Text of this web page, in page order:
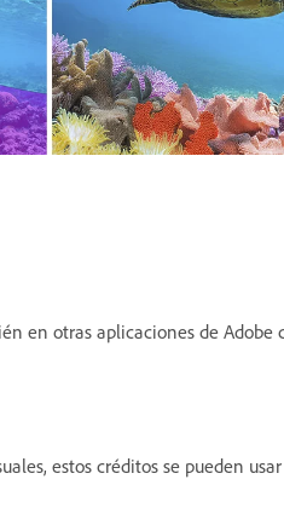
en otras aplicaciones de Adobe
estos créditos se pueden